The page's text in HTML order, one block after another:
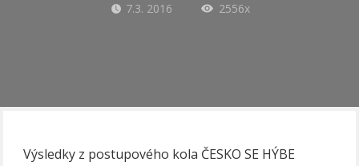
7.3. 2016 2556x
Výsledky z postupového kola ČESKO SE HÝBE